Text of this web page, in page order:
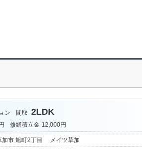
ン 間取 2LDK
修繕積立金 12,000円
加市 旭町2丁目 メイツ草加